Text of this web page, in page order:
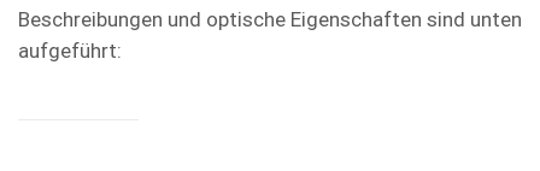
Beschreibungen und optische Eigenschaften sind unten
aufgeführt: